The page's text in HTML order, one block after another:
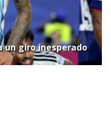
un giro inesperado